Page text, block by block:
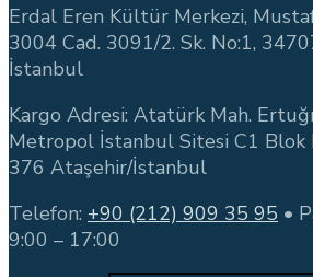
Erdal Eren Kültür Merkezi,
3004 Cad. 3091/2. Sk. No:1,
İstanbul
Kargo Adresi: Atatürk Mah.
Metropol İstanbul Sitesi C1 Blok
376 Ataşehir/İstanbul
Telefon: +90 (212) 909 35 95 •
9:00 – 17:00